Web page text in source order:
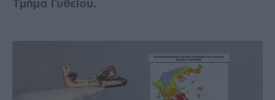
Τμήμα Γυθείου.